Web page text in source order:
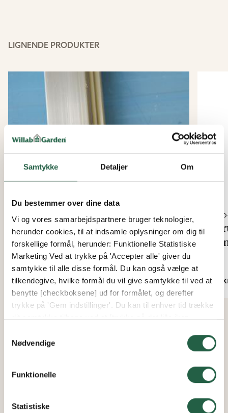
Samtykke Detaljer Om
Du bestemmer over dine data
Vi og vores samarbejdspartnere bruger teknologier,
herunder cookies, til at indsamle oplysninger om dig til
forskellige formål, herunder: Funktionelle Statistiske
Marketing Ved at trykke på 'Accepter alle' giver du
samtykke til alle disse formål. Du kan også vælge at
tilkendegive, hvilke formål du vil give samtykke til ved at
benytte [checkboksene] ud for formålet, og derefter
trykke på 'Gem indstillinger'. Du kan til enhver tid trække
dit samtykke tilbage ved at [trykke på det lille ikon
mere om vores brug af cookies og andre teknologier,
personlige oplysninger
Nødvendige
Funktionelle
Statistiske
LIGNENDE PRODUKTER
U-liste alu til 8 mm kanalplast
i tag (Euro Serre)
Fra
58 kr. 10